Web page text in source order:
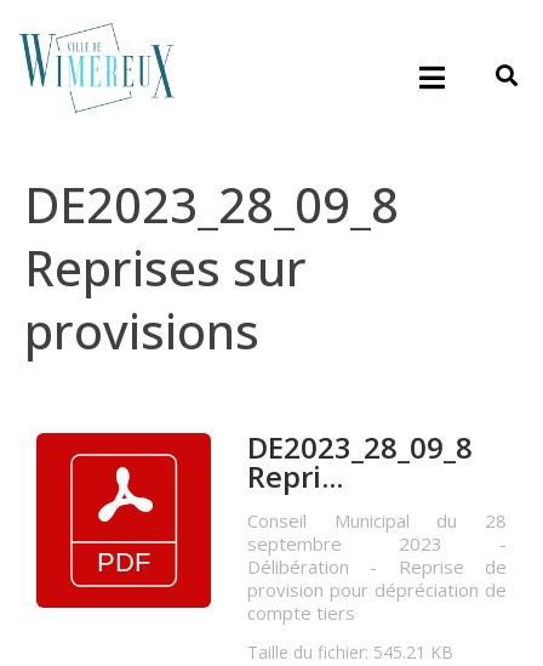
DE2023_28_09_8
Reprises sur
provisions
DE2023_28_09_8
Repri...
Conseil Municipal du 28
septembre 2023 -
Délibération - Reprise de
provision pour dépréciation de
compte tiers
Taille du fichier: 545.21 KB